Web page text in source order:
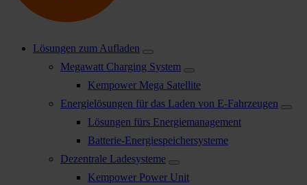
Lösungen zum Aufladen
Megawatt Charging System
Kempower Mega Satellite
Energielösungen für das Laden von E-Fahrzeugen
Lösungen fürs Energiemanagement
Batterie-Energiespeichersysteme
Dezentrale Ladesysteme
Kempower Power Unit